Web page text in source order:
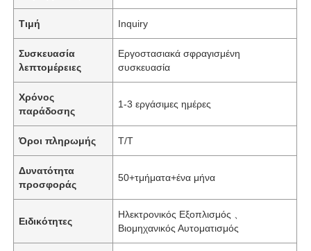
Τιμή Inquiry
Συσκευασία
λεπτομέρειες
Εργοστασιακά σφραγισμένη
συσκευασία
Χρόνος
παράδοσης
1-3 εργάσιμες ημέρες
Όροι πληρωμής Τ/Τ
Δυνατότητα
προσφοράς
50+τμήματα+ένα μήνα
Ειδικότητες
Ηλεκτρονικός Εξοπλισμός 、
Βιομηχανικός Αυτοματισμός